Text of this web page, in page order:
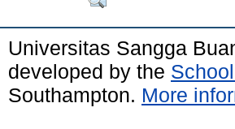
Universitas Sangga
developed by the
Southampton. More